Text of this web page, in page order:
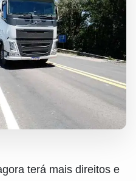
terá mais direitos e